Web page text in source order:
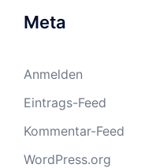
Meta
Anmelden
Eintrags-Feed
Kommentar-Feed
WordPress.org